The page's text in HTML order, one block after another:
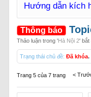
Hướng dẫn kích
Thông báo
Thảo luận trong 'Hà Nội 2'
Trạng thái chủ đề: Đã khóa.
Trang 5 của 7 trang <